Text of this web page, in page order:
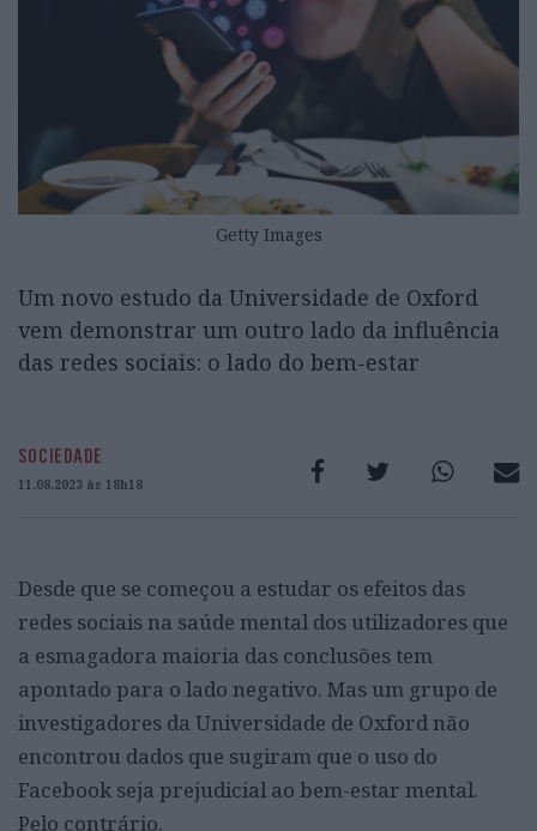
Getty Images
Um novo estudo da Universidade de Oxford
vem demonstrar um outro lado da influência
das redes sociais: o lado do bem-estar
SOCIEDADE
11.08.2023 às 18h18
Desde que se começou a estudar os efeitos das
redes sociais na saúde mental dos utilizadores que
a esmagadora maioria das conclusões tem
apontado para o lado negativo. Mas um grupo de
investigadores da Universidade de Oxford não
encontrou dados que sugiram que o uso do
Facebook seja prejudicial ao bem-estar mental.
Pelo contrário.